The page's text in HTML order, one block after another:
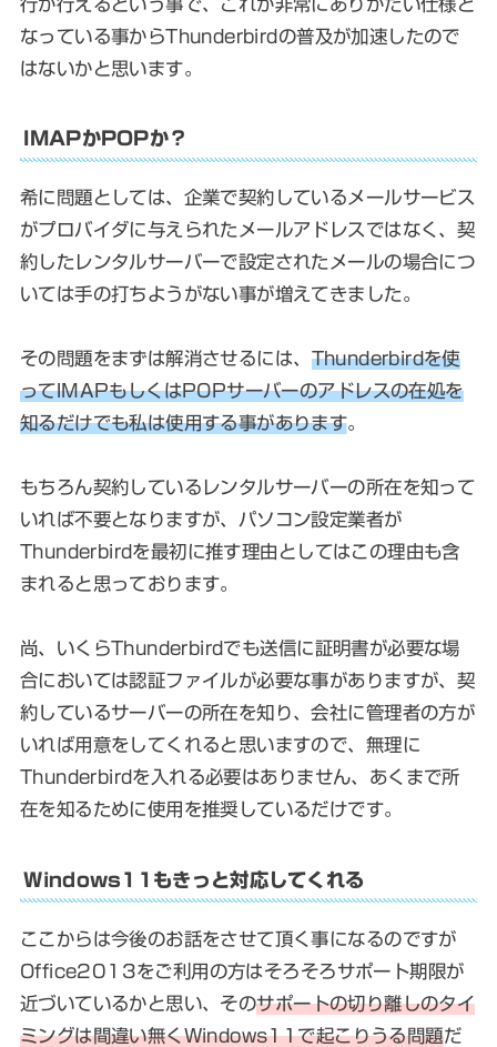
行が行えるという事で、これが非常にありがたい仕様と
なっている事からThunderbirdの普及が加速したので
はないかと思います。
IMAPかPOPか？
希に問題としては、企業で契約しているメールサービス
がプロバイダに与えられたメールアドレスではなく、契
約したレンタルサーバーで設定されたメールの場合につ
いては手の打ちようがない事が増えてきました。
その問題をまずは解消させるには、 Thunderbirdを使
ってIMAPもしくはPOPサーバーのアドレスの在処を
知るだけでも私は使用する事があります。
もちろん契約しているレンタルサーバーの所在を知って
いれば不要となりますが、パソコン設定業者が
Thunderbirdを最初に推す理由としてはこの理由も含
まれると思っております。
尚、いくらThunderbirdでも送信に証明書が必要な場
合においては認証ファイルが必要な事がありますが、契
約しているサーバーの所在を知り、会社に管理者の方が
いれば用意をしてくれると思いますので、無理に
Thunderbirdを入れる必要はありません、あくまで所
在を知るために使用を推奨しているだけです。
Windows11もきっと対応してくれる
ここからは今後のお話をさせて頂く事になるのですが
Office2013をご利用の方はそろそろサポート期限が
近づいているかと思い、そのサポートの切り離しのタイ
ミングは間違い無くWindows11で起こりうる問題だ